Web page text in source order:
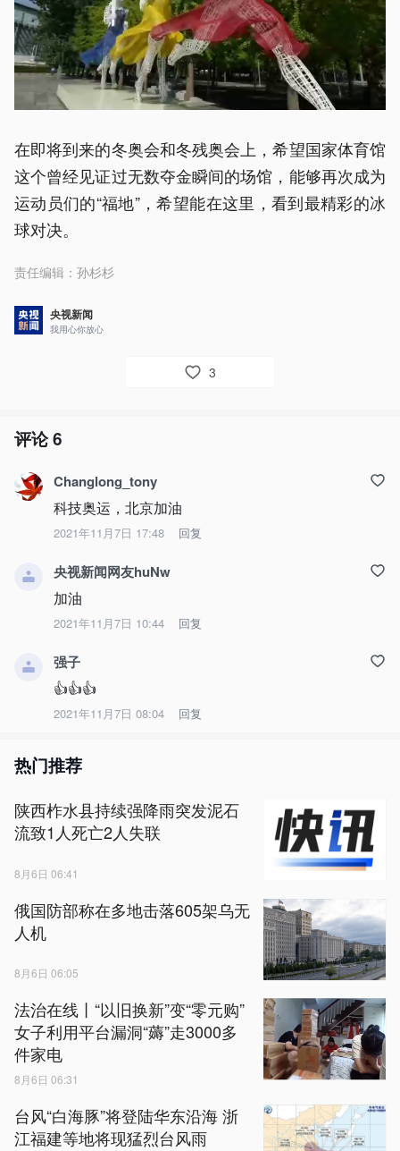
在即将到来的冬奥会和冬残奥会上，希望国家体育馆
这个曾经见证过无数夺金瞬间的场馆，能够再次成为
运动员们的“福地”，希望能在这里，看到最精彩的冰
球对决。
责任编辑： 孙杉杉
央视新闻
我用心你放心
3
评论6
Changlong_tony
科技奥运，北京加油
2021年11月7日 17:48 回复
央视新闻网友huNw
加油
2021年11月7日 10:44 回复
强子
👍👍👍
2021年11月7日 08:04 回复
热门推荐
陕西柞水县持续强降雨突发泥石
流致1人死亡2人失联
8月6日 06:41
俄国防部称在多地击落605架乌无
人机
8月6日 06:05
法治在线丨“以旧换新”变“零元购”
女子利用平台漏洞“薅”走3000多
件家电
8月6日 06:31
台风“白海豚”将登陆华东沿海 浙
江福建等地将现猛烈台风雨